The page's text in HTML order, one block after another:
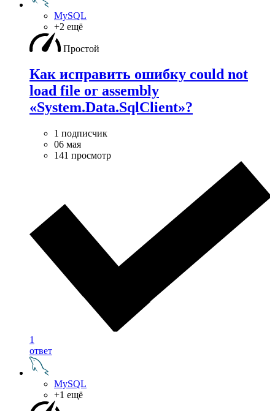
MySQL
+2 ещё
Простой
Как исправить ошибку could not
load file or assembly
«System.Data.SqlClient»?
1 подписчик
06 мая
141 просмотр
1
ответ
MySQL
+1 ещё